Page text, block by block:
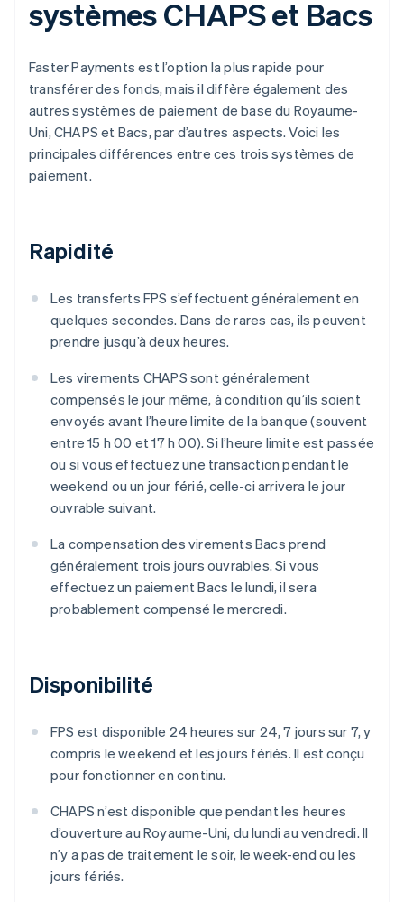
systèmes CHAPS et Bacs
Faster Payments est l’option la plus rapide pour
transférer des fonds, mais il diffère également des
autres systèmes de paiement de base du Royaume-
Uni, CHAPS et Bacs, par d’autres aspects. Voici les
principales différences entre ces trois systèmes de
paiement.
Rapidité
Les transferts FPS s’effectuent généralement en
quelques secondes. Dans de rares cas, ils peuvent
prendre jusqu’à deux heures.
Les virements CHAPS sont généralement
compensés le jour même, à condition qu’ils soient
envoyés avant l’heure limite de la banque (souvent
entre 15 h 00 et 17 h 00). Si l’heure limite est passée
ou si vous effectuez une transaction pendant le
weekend ou un jour férié, celle-ci arrivera le jour
ouvrable suivant.
La compensation des virements Bacs prend
généralement trois jours ouvrables. Si vous
effectuez un paiement Bacs le lundi, il sera
probablement compensé le mercredi.
Disponibilité
FPS est disponible 24 heures sur 24, 7 jours sur 7, y
compris le weekend et les jours fériés. Il est conçu
pour fonctionner en continu.
CHAPS n’est disponible que pendant les heures
d’ouverture au Royaume-Uni, du lundi au vendredi. Il
n’y a pas de traitement le soir, le week-end ou les
jours fériés.